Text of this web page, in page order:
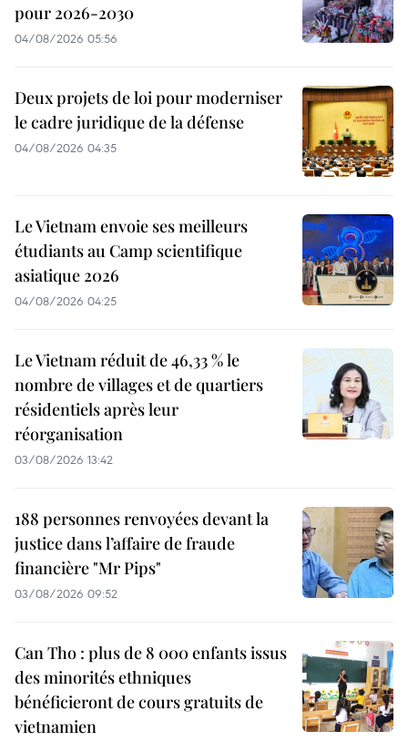
pour 2026-2030
04/08/2026 05:56
Deux projets de loi pour moderniser
le cadre juridique de la défense
04/08/2026 04:35
Le Vietnam envoie ses meilleurs
étudiants au Camp scientifique
asiatique 2026
04/08/2026 04:25
Le Vietnam réduit de 46,33 % le
nombre de villages et de quartiers
résidentiels après leur
réorganisation
03/08/2026 13:42
188 personnes renvoyées devant la
justice dans l’affaire de fraude
financière "Mr Pips"
03/08/2026 09:52
Can Tho : plus de 8 000 enfants issus
des minorités ethniques
bénéficieront de cours gratuits de
vietnamien